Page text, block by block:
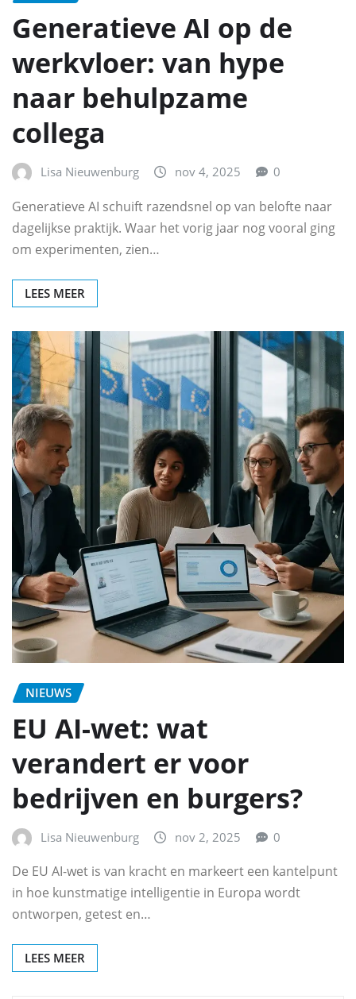
Generatieve AI op de
werkvloer: van hype
naar behulpzame
collega
Lisa Nieuwenburg nov 4, 2025 0
Generatieve AI schuift razendsnel op van belofte naar
dagelijkse praktijk. Waar het vorig jaar nog vooral ging
om experimenten, zien…
LEES MEER
NIEUWS
EU AI-wet: wat
verandert er voor
bedrijven en burgers?
Lisa Nieuwenburg nov 2, 2025 0
De EU AI-wet is van kracht en markeert een kantelpunt
in hoe kunstmatige intelligentie in Europa wordt
ontworpen, getest en…
LEES MEER